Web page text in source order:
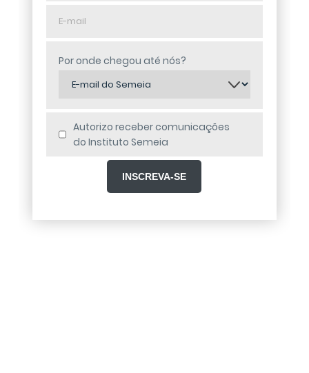
Por onde chegou até nós?
Autorizo receber comunicações
do Instituto Semeia